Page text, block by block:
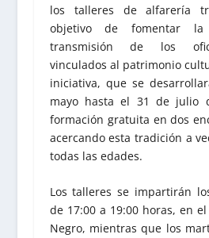
los talleres de alfarería
objetivo de fomentar la
transmisión de los
vinculados al patrimonio
iniciativa, que se
mayo hasta el 31 de julio
formación gratuita en dos
acercando esta tradición a
todas las edades.
Los talleres se impartirán
de 17:00 a 19:00 horas, en
Negro, mientras que los